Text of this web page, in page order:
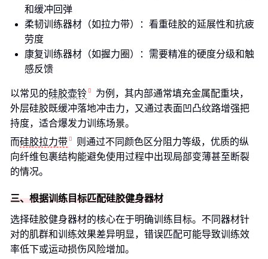
和缓冲回弹
柔韧训练器材（如拉力带）：看重硅胶的延展性和抗疲
劳度
康复训练器材（如握力圈）：需要精准的硬度分级和触
感反馈
以常见的硅胶壶铃
为例，其内部通常填充金属配重块，
外层硅胶既缓冲落地冲击力，又通过表面凹凸纹路增强把
持度，适合爆发力训练场景。
而硅胶拉力带
则通过不同颜色区分阻力等级，优质的纵
向纤维包裹结构能避免使用过程中出现局部变薄甚至断裂
的情况。
三、根据训练目标匹配硅胶健身器材
选择硅胶健身器材的核心在于明确训练目标。不同器材针
对的肌群和训练效果差异明显，错误匹配可能导致训练效
率低下或运动损伤风险增加。